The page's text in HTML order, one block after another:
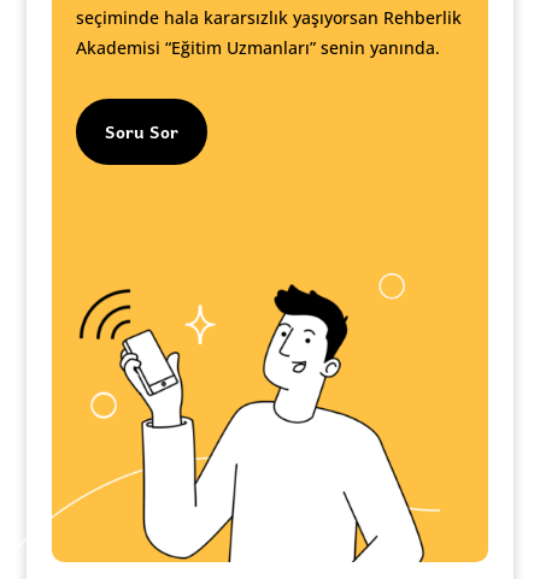
seçiminde hala kararsızlık yaşıyorsan Rehberlik
Akademisi “Eğitim Uzmanları” senin yanında.
Soru Sor